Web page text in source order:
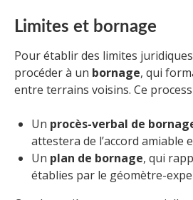
Limites et bornage
Pour établir des limites
procéder à un bornage, qui
entre terrains voisins. Ce
Un procès-verbal de
attestera de l’accord amiable
Un plan de bornage, qui
établies par le géomètre-